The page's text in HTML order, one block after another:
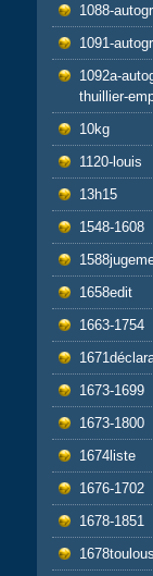
1088-
1091-
1092a-
thuillier-
10kg
1120-louis
13h15
1548-1608
1658edit
1663-1754
1673-1699
1673-1800
1674liste
1676-1702
1678-1851